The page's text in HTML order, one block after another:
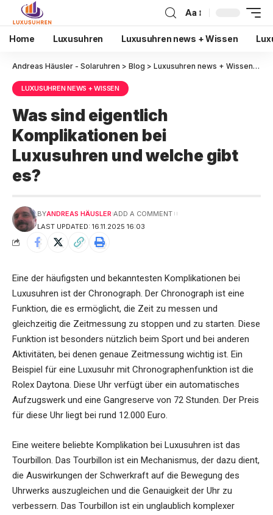
Aa
Home Luxusuhren Luxusuhren news + Wissen
Andreas Häusler - Solaruhren > Blog > Luxusuhren news + Wissen>
LUXUSUHREN NEWS + WISSEN
Was sind eigentlich
Komplikationen bei
Luxusuhren und welche gibt
es?
LAST UPDATED: 16.11.2025 16:03
BYANDREAS HÄUSLER ADD A COMMENT
Eine der häufigsten und bekanntesten Komplikationen bei
Luxusuhren ist der Chronograph. Der Chronograph ist eine
Funktion, die es ermöglicht, die Zeit zu messen und
gleichzeitig die Zeitmessung zu stoppen und zu starten. Diese
Funktion ist besonders nützlich beim Sport und bei anderen
Aktivitäten, bei denen genaue Zeitmessung wichtig ist. Ein
Beispiel für eine Luxusuhr mit Chronographenfunktion ist die
Rolex Daytona. Diese Uhr verfügt über ein automatisches
Aufzugswerk und eine Gangreserve von 72 Stunden. Der Preis
für diese Uhr liegt bei rund 12.000 Euro.
Eine weitere beliebte Komplikation bei Luxusuhren ist das
Tourbillon. Das Tourbillon ist ein Mechanismus, der dazu dient,
die Auswirkungen der Schwerkraft auf die Bewegung des
Uhrwerks auszugleichen und die Genauigkeit der Uhr zu
verbessern. Das Tourbillon ist ein unglaublich komplexer